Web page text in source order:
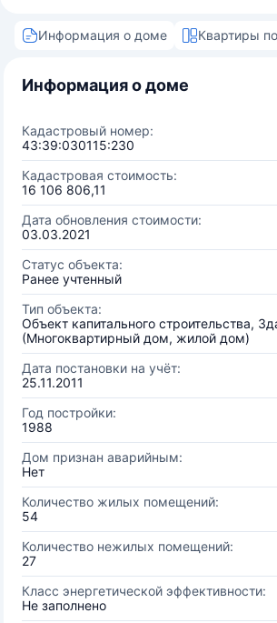
Информация о доме Квартиры
Информация о доме
Кадастровый номер:
43:39:030115:230
Кадастровая стоимость:
16 106 806,11
Дата обновления стоимости:
03.03.2021
Статус объекта:
Ранее учтенный
Тип объекта:
Объект капитального строительства,
(Многоквартирный дом, жилой дом)
Дата постановки на учёт:
25.11.2011
Год постройки:
1988
Дом признан аварийным:
Нет
Количество жилых помещений:
54
Количество нежилых помещений:
27
Класс энергетической эффективности:
Не заполнено